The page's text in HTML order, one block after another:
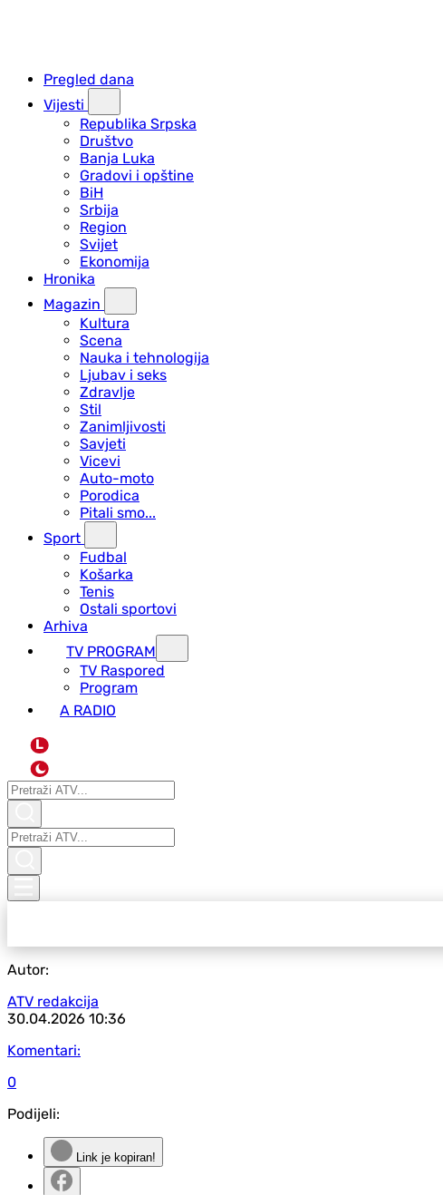
Pregled dana
Vijesti
Republika Srpska
Društvo
Banja Luka
Gradovi i opštine
BiH
Srbija
Region
Svijet
Ekonomija
Hronika
Magazin
Kultura
Scena
Nauka i tehnologija
Ljubav i seks
Zdravlje
Stil
Zanimljivosti
Savjeti
Vicevi
Auto-moto
Porodica
Pitali smo...
Sport
Fudbal
Košarka
Tenis
Ostali sportovi
Arhiva
TV PROGRAM
ТV Raspored
Program
A RADIO
L
Autor:
ATV redakcija
30.04.2026 10:36
Komentari:
0
Podijeli:
Link je kopiran!